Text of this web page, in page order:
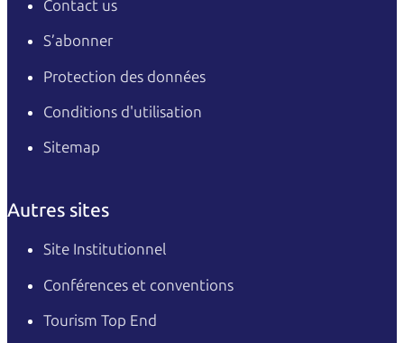
Contact us
S’abonner
Protection des données
Conditions d'utilisation
Sitemap
Autres sites
Site Institutionnel
Conférences et conventions
Tourism Top End